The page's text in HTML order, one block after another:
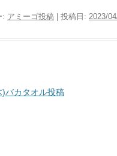
: アミーゴ投稿 | 投稿日: 2023/
バカタオル投稿